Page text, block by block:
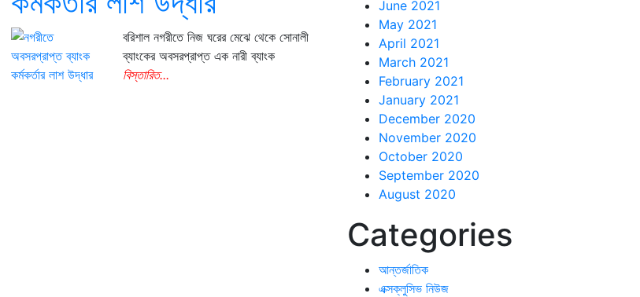
বরিশাল নগরীতে নিজ ঘরের মেঝে থেকে সোনালী
ব্যাংকের অবসরপ্রাপ্ত এক নারী ব্যাংক
বিস্তারিত...
June 2021
May 2021
April 2021
March 2021
February 2021
January 2021
December 2020
November 2020
October 2020
September 2020
August 2020
Categories
আন্তর্জাতিক
এক্সক্লুসিভ নিউজ